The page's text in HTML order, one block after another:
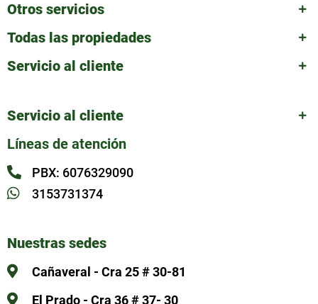
Otros servicios
Todas las propiedades
Servicio al cliente
Servicio al cliente
Líneas de atención
PBX: 6076329090
3153731374
Nuestras sedes
Cañaveral - Cra 25 # 30-81
El Prado - Cra 36 # 37- 30